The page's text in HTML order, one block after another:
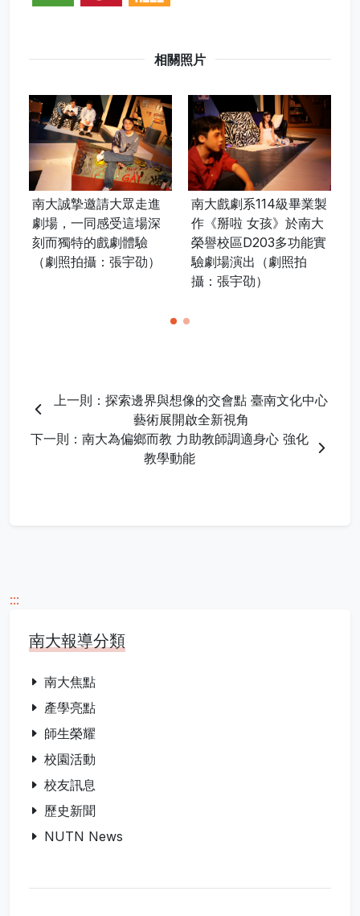
相關照片
南大誠摯邀請大眾走進
劇場，一同感受這場深
刻而獨特的戲劇體驗
（劇照拍攝：張宇劭）
南大戲劇系114級畢業製
作《掰啦 女孩》於南大
榮譽校區D203多功能實
驗劇場演出（劇照拍
攝：張宇劭）
上一則：探索邊界與想像的交會點 臺南文化中心
藝術展開啟全新視角
下一則：南大為偏鄉而教 力助教師調適身心 強化
教學動能
:::
南大報導分類
南大焦點
產學亮點
師生榮耀
校園活動
校友訊息
歷史新聞
NUTN News